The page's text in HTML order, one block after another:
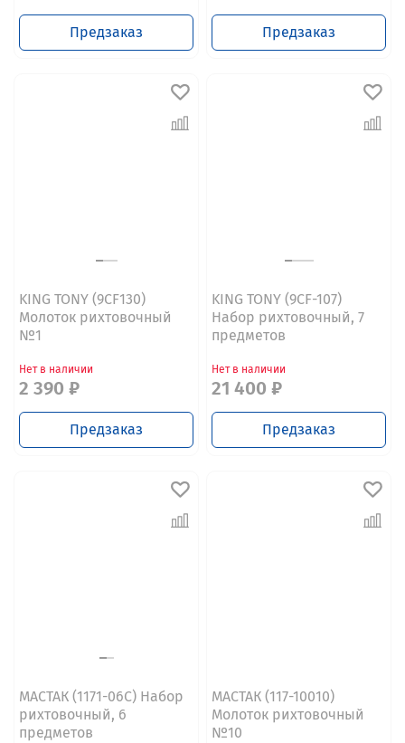
Предзаказ Предзаказ
KING TONY (9CF130)
Молоток рихтовочный
№1
Нет в наличии
2 390 ₽
Предзаказ
KING TONY (9CF-107)
Набор рихтовочный, 7
предметов
Нет в наличии
21 400 ₽
Предзаказ
МАСТАК (1171-06C) Набор
рихтовочный, 6
предметов
МАСТАК (117-10010)
Молоток рихтовочный
№10